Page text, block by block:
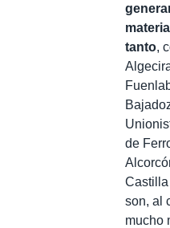
tanto,
de
son, al
mucho